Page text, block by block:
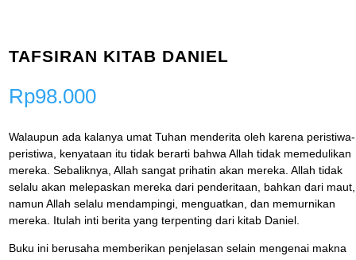
TAFSIRAN KITAB DANIEL
Rp98.000
Walaupun ada kalanya umat Tuhan menderita oleh karena peristiwa-
peristiwa, kenyataan itu tidak berarti bahwa Allah tidak memedulikan
mereka. Sebaliknya, Allah sangat prihatin akan mereka. Allah tidak
selalu akan melepaskan mereka dari penderitaan, bahkan dari maut,
namun Allah selalu mendampingi, menguatkan, dan memurnikan
mereka. Itulah inti berita yang terpenting dari kitab Daniel.
Buku ini berusaha memberikan penjelasan selain mengenai makna